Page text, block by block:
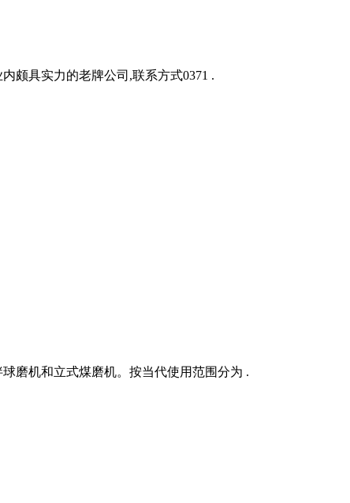
颇具实力的老牌公司,联系方式0371 .
磨机和立式煤磨机。按当代使用范围分为 .